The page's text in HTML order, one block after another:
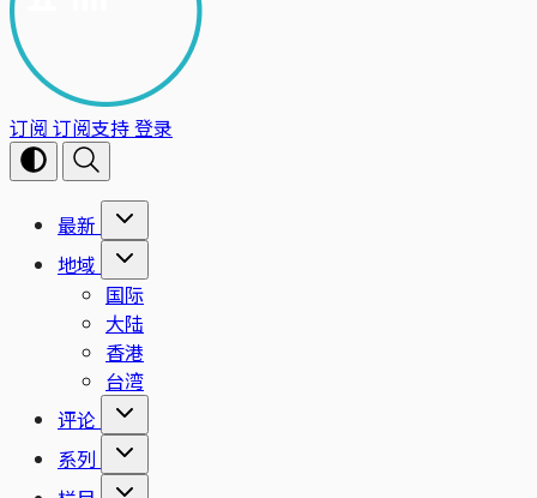
订阅 订阅支持登录
最新
地域
国际
大陆
香港
台湾
评论
系列